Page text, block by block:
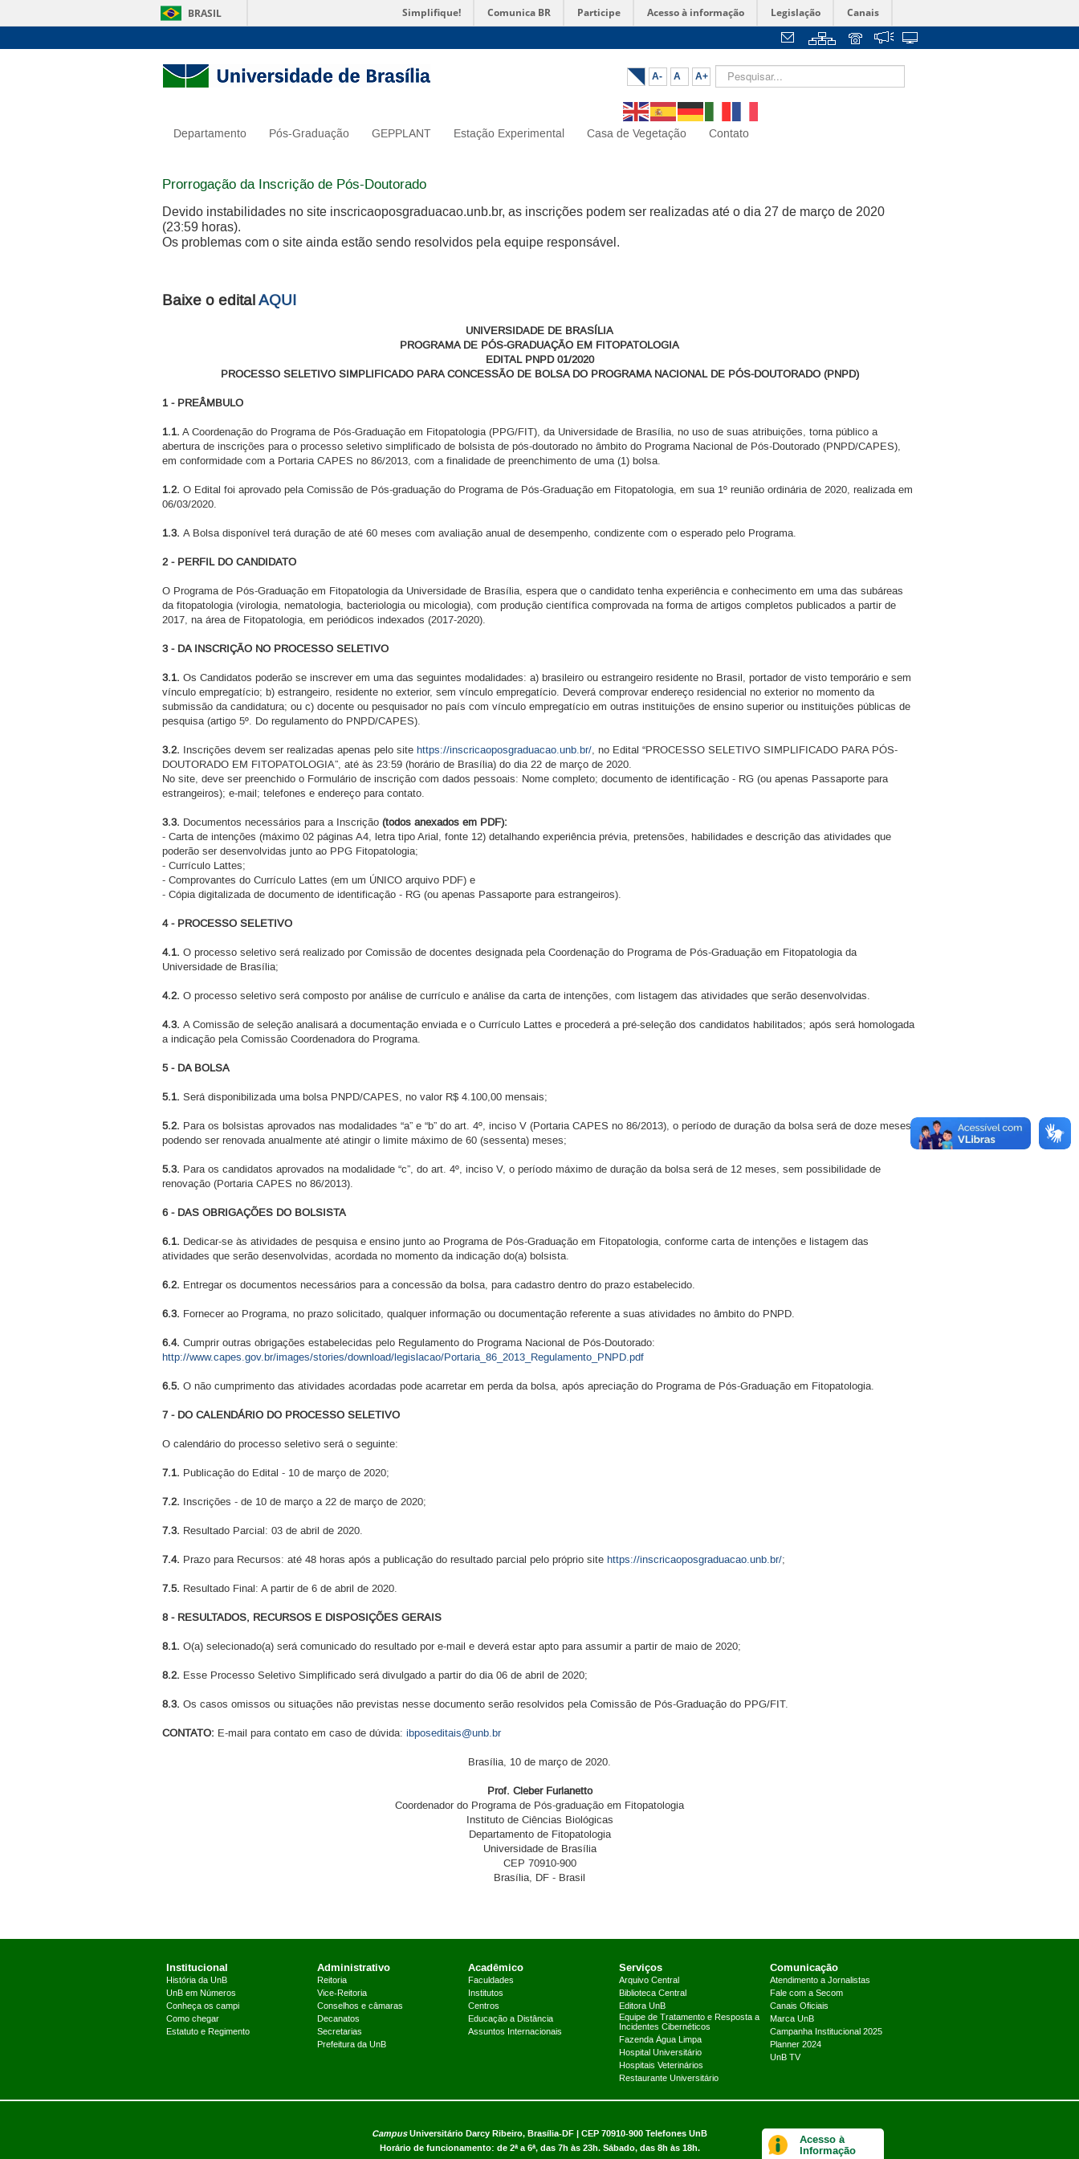
BRASIL Simplifique! Comunica BR Participe Acesso à informação Legislação Canais
A- A A+
Departamento Pós-Graduação GEPPLANT Estação Experimental Casa de Vegetação Contato
Prorrogação da Inscrição de Pós-Doutorado
Devido instabilidades no site inscricaoposgraduacao.unb.br, as inscrições podem ser realizadas até o dia 27 de março de 2020
(23:59 horas).
Os problemas com o site ainda estão sendo resolvidos pela equipe responsável.
Baixe o editalAQUI
UNIVERSIDADE DE BRASÍLIA
PROGRAMA DE PÓS-GRADUAÇÃO EM FITOPATOLOGIA
EDITAL PNPD 01/2020
PROCESSO SELETIVO SIMPLIFICADO PARA CONCESSÃO DE BOLSA DO PROGRAMA NACIONAL DE PÓS-DOUTORADO (PNPD)
1 - PREÂMBULO
1.1. A Coordenação do Programa de Pós-Graduação em Fitopatologia (PPG/FIT), da Universidade de Brasília, no uso de suas atribuições, torna público a
abertura de inscrições para o processo seletivo simplificado de bolsista de pós-doutorado no âmbito do Programa Nacional de Pós-Doutorado (PNPD/CAPES),
em conformidade com a Portaria CAPES no 86/2013, com a finalidade de preenchimento de uma (1) bolsa.
1.2. O Edital foi aprovado pela Comissão de Pós-graduação do Programa de Pós-Graduação em Fitopatologia, em sua 1º reunião ordinária de 2020, realizada em
06/03/2020.
1.3. A Bolsa disponível terá duração de até 60 meses com avaliação anual de desempenho, condizente com o esperado pelo Programa.
2 - PERFIL DO CANDIDATO
O Programa de Pós-Graduação em Fitopatologia da Universidade de Brasília, espera que o candidato tenha experiência e conhecimento em uma das subáreas
da fitopatologia (virologia, nematologia, bacteriologia ou micologia), com produção científica comprovada na forma de artigos completos publicados a partir de
2017, na área de Fitopatologia, em periódicos indexados (2017-2020).
3 - DA INSCRIÇÃO NO PROCESSO SELETIVO
3.1. Os Candidatos poderão se inscrever em uma das seguintes modalidades: a) brasileiro ou estrangeiro residente no Brasil, portador de visto temporário e sem
vínculo empregatício; b) estrangeiro, residente no exterior, sem vínculo empregatício. Deverá comprovar endereço residencial no exterior no momento da
submissão da candidatura; ou c) docente ou pesquisador no país com vínculo empregatício em outras instituições de ensino superior ou instituições públicas de
pesquisa (artigo 5º. Do regulamento do PNPD/CAPES).
3.2. Inscrições devem ser realizadas apenas pelo site https://inscricaoposgraduacao.unb.br/, no Edital “PROCESSO SELETIVO SIMPLIFICADO PARA PÓS-
DOUTORADO EM FITOPATOLOGIA”, até às 23:59 (horário de Brasília) do dia 22 de março de 2020.
No site, deve ser preenchido o Formulário de inscrição com dados pessoais: Nome completo; documento de identificação - RG (ou apenas Passaporte para
estrangeiros); e-mail; telefones e endereço para contato.
3.3. Documentos necessários para a Inscrição (todos anexados em PDF):
- Carta de intenções (máximo 02 páginas A4, letra tipo Arial, fonte 12) detalhando experiência prévia, pretensões, habilidades e descrição das atividades que
poderão ser desenvolvidas junto ao PPG Fitopatologia;
- Currículo Lattes;
- Comprovantes do Currículo Lattes (em um ÚNICO arquivo PDF) e
- Cópia digitalizada de documento de identificação - RG (ou apenas Passaporte para estrangeiros).
4 - PROCESSO SELETIVO
4.1. O processo seletivo será realizado por Comissão de docentes designada pela Coordenação do Programa de Pós-Graduação em Fitopatologia da
Universidade de Brasília;
4.2. O processo seletivo será composto por análise de currículo e análise da carta de intenções, com listagem das atividades que serão desenvolvidas.
4.3. A Comissão de seleção analisará a documentação enviada e o Currículo Lattes e procederá a pré-seleção dos candidatos habilitados; após será homologada
a indicação pela Comissão Coordenadora do Programa.
5 - DA BOLSA
5.1. Será disponibilizada uma bolsa PNPD/CAPES, no valor R$ 4.100,00 mensais;
5.2. Para os bolsistas aprovados nas modalidades “a” e “b” do art. 4º, inciso V (Portaria CAPES no 86/2013), o período de duração da bolsa será de doze meses,
podendo ser renovada anualmente até atingir o limite máximo de 60 (sessenta) meses;
5.3. Para os candidatos aprovados na modalidade “c”, do art. 4º, inciso V, o período máximo de duração da bolsa será de 12 meses, sem possibilidade de
renovação (Portaria CAPES no 86/2013).
6 - DAS OBRIGAÇÕES DO BOLSISTA
6.1. Dedicar-se às atividades de pesquisa e ensino junto ao Programa de Pós-Graduação em Fitopatologia, conforme carta de intenções e listagem das
atividades que serão desenvolvidas, acordada no momento da indicação do(a) bolsista.
6.2. Entregar os documentos necessários para a concessão da bolsa, para cadastro dentro do prazo estabelecido.
6.3. Fornecer ao Programa, no prazo solicitado, qualquer informação ou documentação referente a suas atividades no âmbito do PNPD.
6.4. Cumprir outras obrigações estabelecidas pelo Regulamento do Programa Nacional de Pós-Doutorado:
http://www.capes.gov.br/images/stories/download/legislacao/Portaria_86_2013_Regulamento_PNPD.pdf
6.5. O não cumprimento das atividades acordadas pode acarretar em perda da bolsa, após apreciação do Programa de Pós-Graduação em Fitopatologia.
7 - DO CALENDÁRIO DO PROCESSO SELETIVO
O calendário do processo seletivo será o seguinte:
7.1. Publicação do Edital - 10 de março de 2020;
7.2. Inscrições - de 10 de março a 22 de março de 2020;
7.3. Resultado Parcial: 03 de abril de 2020.
7.4. Prazo para Recursos: até 48 horas após a publicação do resultado parcial pelo próprio site https://inscricaoposgraduacao.unb.br/;
7.5. Resultado Final: A partir de 6 de abril de 2020.
8 - RESULTADOS, RECURSOS E DISPOSIÇÕES GERAIS
8.1. O(a) selecionado(a) será comunicado do resultado por e-mail e deverá estar apto para assumir a partir de maio de 2020;
8.2. Esse Processo Seletivo Simplificado será divulgado a partir do dia 06 de abril de 2020;
8.3. Os casos omissos ou situações não previstas nesse documento serão resolvidos pela Comissão de Pós-Graduação do PPG/FIT.
CONTATO: E-mail para contato em caso de dúvida: ibposeditais@unb.br
Brasília, 10 de março de 2020.
Prof. Cleber Furlanetto
Coordenador do Programa de Pós-graduação em Fitopatologia
Instituto de Ciências Biológicas
Departamento de Fitopatologia
Universidade de Brasília
CEP 70910-900
Brasília, DF - Brasil
Institucional
História da UnB
UnB em Números
Conheça os campi
Como chegar
Estatuto e Regimento
Administrativo
Reitoria
Vice-Reitoria
Conselhos e câmaras
Decanatos
Secretarias
Prefeitura da UnB
Acadêmico
Faculdades
Institutos
Centros
Educação a Distância
Assuntos Internacionais
Serviços
Arquivo Central
Biblioteca Central
Editora UnB
Equipe de Tratamento e Resposta a
Incidentes Cibernéticos
Fazenda Água Limpa
Hospital Universitário
Hospitais Veterinários
Restaurante Universitário
Comunicação
Atendimento a Jornalistas
Fale com a Secom
Canais Oficiais
Marca UnB
Campanha Institucional 2025
Planner 2024
UnB TV
CampusUniversitário Darcy Ribeiro, Brasília-DF | CEP 70910-900 Telefones UnB
Horário de funcionamento: de 2ª a 6ª, das 7h às 23h. Sábado, das 8h às 18h.
Acesso à
Informação